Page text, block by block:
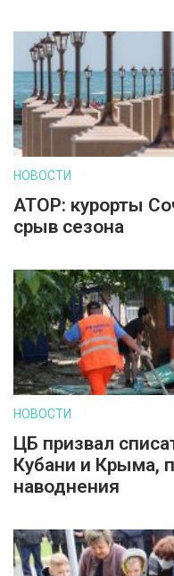
НОВОСТИ
АТОР: курорты
срыв сезона
НОВОСТИ
ЦБ призвал
Кубани и Крыма,
наводнения